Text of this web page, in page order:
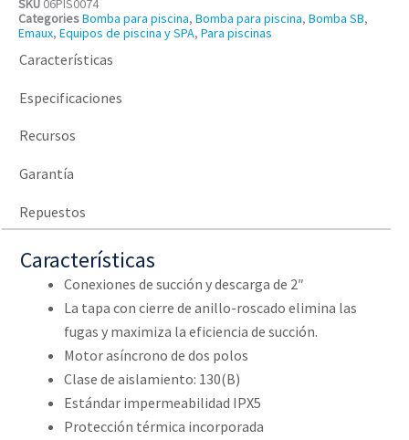
SKU 06PIS0074
CategoriesBomba para piscina, Bomba para piscina, Bomba SB,
Emaux, Equipos de piscina y SPA, Para piscinas
Características
Especificaciones
Recursos
Garantía
Repuestos
Características
Conexiones de succión y descarga de 2″
La tapa con cierre de anillo-roscado elimina las
fugas y maximiza la eficiencia de succión.
Motor asíncrono de dos polos
Clase de aislamiento: 130(B)
Estándar impermeabilidad IPX5
Protección térmica incorporada